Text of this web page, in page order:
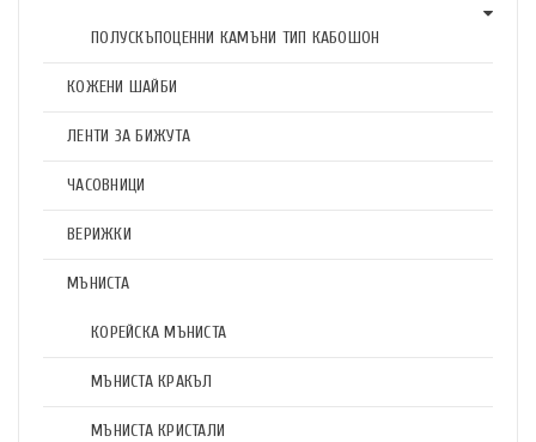
ПОЛУСКЪПОЦЕННИ КАМЪНИ ТИП КАБОШОН
КОЖЕНИ ШАЙБИ
ЛЕНТИ ЗА БИЖУТА
ЧАСОВНИЦИ
ВЕРИЖКИ
МЪНИСТА
КОРЕЙСКА МЪНИСТА
МЪНИСТА КРАКЪЛ
МЪНИСТА КРИСТАЛИ